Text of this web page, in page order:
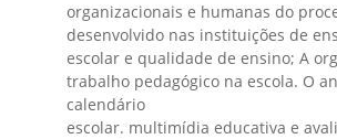
organizacionais e humanas do
desenvolvido nas instituições de
escolar e qualidade de ensino; A
trabalho pedagógico na escola. O
calendário
escolar. multimídia educativa e